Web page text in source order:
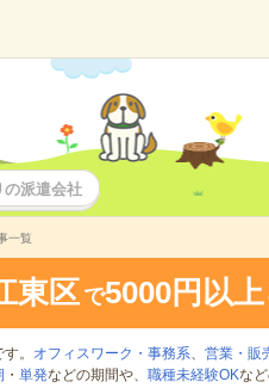
の派遣会社
一覧
東区 で5000円以上
。 オフィスワーク・事務系、 営業・販
・ 単発などの期間や、 職種未経験OKな